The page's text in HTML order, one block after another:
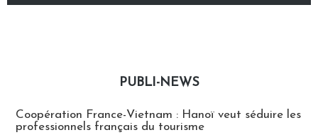
PUBLI-NEWS
Coopération France-Vietnam : Hanoï veut séduire les
professionnels français du tourisme